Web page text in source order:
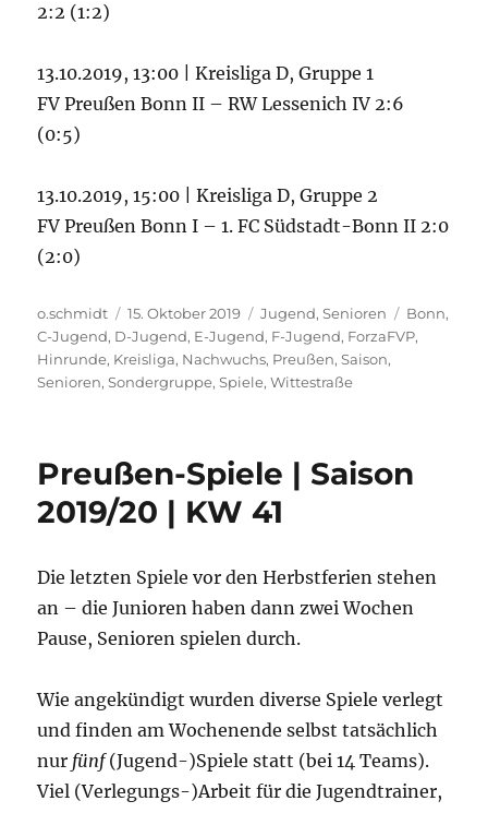
2:2 (1:2)
13.10.2019, 13:00 | Kreisliga D, Gruppe 1
FV Preußen Bonn II – RW Lessenich IV 2:6
(0:5)
13.10.2019, 15:00 | Kreisliga D, Gruppe 2
FV Preußen Bonn I – 1. FC Südstadt-Bonn II 2:0
(2:0)
Autor
o.schmidt
Veröffentlicht
am
15. Oktober 2019 Kategorien
Jugend,Senioren Bonn,
C-Jugend, D-Jugend, E-Jugend, F-Jugend, ForzaFVP,
Hinrunde, Kreisliga, Nachwuchs, Preußen,Saison,
Senioren,Sondergruppe,Spiele,Wittestraße
Preußen-Spiele | Saison
2019/20 | KW 41
Die letzten Spiele vor den Herbstferien stehen
an – die Junioren haben dann zwei Wochen
Pause, Senioren spielen durch.
Wie angekündigt wurden diverse Spiele verlegt
und finden am Wochenende selbst tatsächlich
nur fünf(Jugend-)Spiele statt (bei 14 Teams).
Viel (Verlegungs-)Arbeit für die Jugendtrainer,